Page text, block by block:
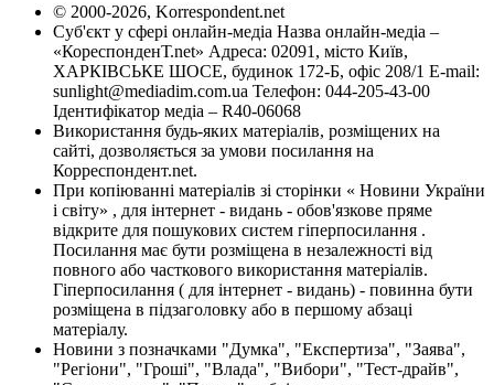
© 2000-2026, Korrespondent.net
Суб'єкт у сфері онлайн-медіа Назва онлайн-медіа –
«КореспонденТ.net» Адреса: 02091, місто Київ,
ХАРКІВСЬКЕ ШОСЕ, будинок 172-Б, офіс 208/1 E-mail:
sunlight@mediadim.com.ua Телефон: 044-205-43-00
Ідентифікатор медіа – R40-06068
Використання будь-яких матеріалів, розміщених на
сайті, дозволяється за умови посилання на
Корреспондент.net.
При копіюванні матеріалів зі сторінки « Новини України
і світу» , для інтернет - видань - обов'язкове пряме
відкрите для пошукових систем гіперпосилання .
Посилання має бути розміщена в незалежності від
повного або часткового використання матеріалів.
Гіперпосилання ( для інтернет - видань) - повинна бути
розміщена в підзаголовку або в першому абзаці
матеріалу.
Новини з позначками "Думка", "Експертиза", "Заява",
"Регіони", "Гроші", "Влада", "Вибори", "Тест-драйв",